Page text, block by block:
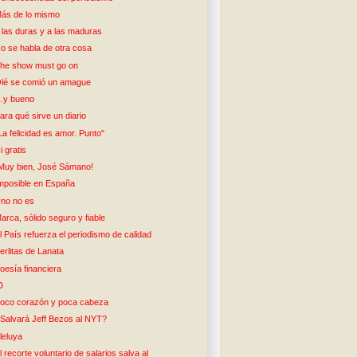
de lo mismo
las duras y a las maduras
se habla de otra cosa
show must go on
se comió un amague
…y bueno
qué sirve un diario
felicidad es amor. Punto"
gratis
bien, José Sámano!
en España
no es
sólido seguro y fiable
País refuerza el periodismo de calidad
de Lanata
financiera
corazón y poca cabeza
Jeff Bezos al NYT?
recorte voluntario de salarios salva al